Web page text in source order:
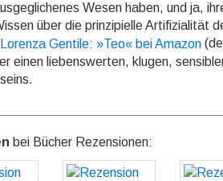
Wesen haben, und ja,
über die prinzipielle Artifizialität
einen liebens­wer­ten, klugen,
bei Bücher Rezensionen:
zu
Rezension zu